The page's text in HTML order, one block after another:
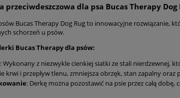
dla psa Bucas Therapy Dog
Bucas Therapy Dog Rug to innowacyjne rozwiązanie,
schorzeń u psów.
Bucas Therapy dla psów:
: Wykonany z niezwykle cienkiej siatki ze stali nierdzewnej,
krwi i przepływ tlenu, zmniejsza obrzęk, stan zapalny oraz
: Derkę można pozostawić na psie przez całą